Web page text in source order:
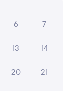
6 7
13 14
20 21